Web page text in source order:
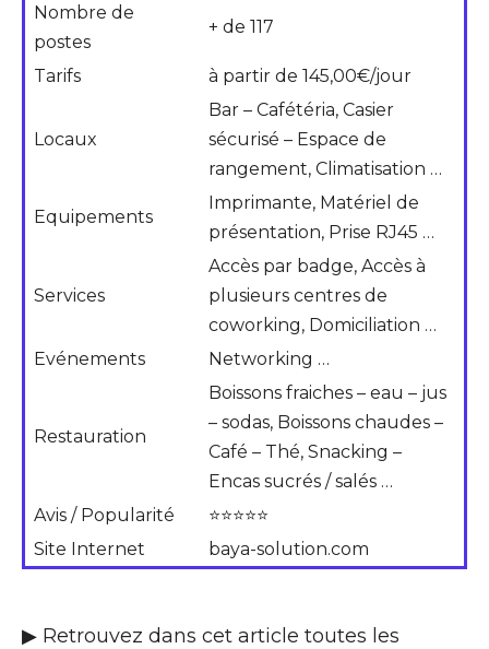
Nombre de
postes
+ de 117
Tarifs à partir de 145,00€/jour
Locaux
Bar – Cafétéria, Casier
sécurisé – Espace de
rangement, Climatisation …
Equipements
Imprimante, Matériel de
présentation, Prise RJ45 …
Services
Accès par badge, Accès à
plusieurs centres de
coworking, Domiciliation …
Evénements
Networking …
Restauration
Boissons fraiches – eau – jus
– sodas, Boissons chaudes –
Café – Thé, Snacking –
Encas sucrés / salés …
Avis / Popularité
⭐⭐⭐⭐⭐
Site Internet
baya-solution.com
▶ Retrouvez dans cet article toutes les